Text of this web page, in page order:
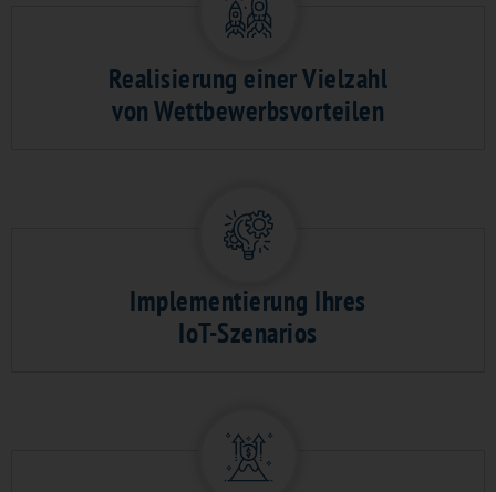
Realisierung einer Vielzahl
von Wettbewerbsvorteilen
Implementierung Ihres
IoT-Szenarios